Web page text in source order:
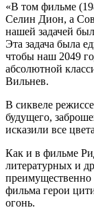
«В том фильме
Селин Дион, а
нашей задачей
Эта задача была
чтобы наш 2049
абсолютной
Вильнев.
В сиквеле
будущего,
исказили все
Как и в фильме
литературных и
преимущественно
фильма герои
огонь.